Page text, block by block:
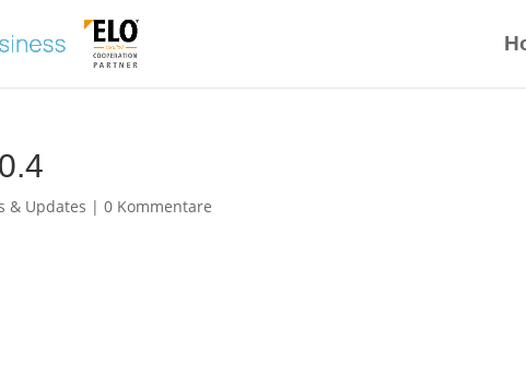
& Updates |0 Kommentare